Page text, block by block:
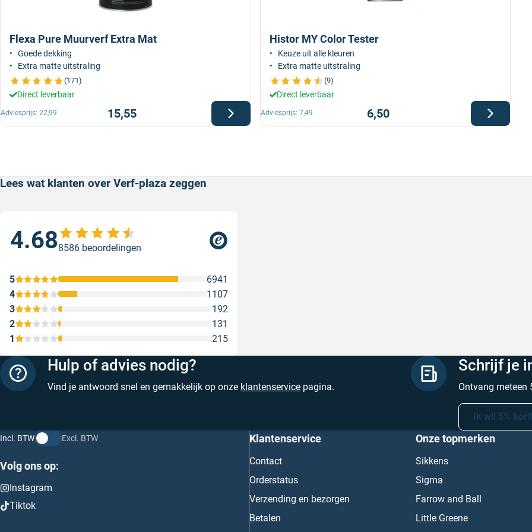
Flexa Pure Muurverf Extra Mat
Goede dekking
Extra matte uitstraling
(171)
Direct leverbaar
15,55
Adviesprijs: 22,99
Histor MY Color Tester
Keuze uit alle kleuren
Extra matte uitstraling
(9)
Direct leverbaar
6,50
Adviesprijs: 7,49
Lees wat klanten over Verf-plaza zeggen
4.688586 beoordelingen
1 215
2 131
3 192
4 1107
5 6941
Hulp of advies nodig?
Vind je antwoord snel en gemakkelijk op onze klantenservice pagina.
Schrijf je
Ontvang meteen
Ik wil 5%
Incl. BTW Excl. BTW
Volg ons op:
Instagram
Tiktok
Klantenservice
Contact
Orderstatus
Verzending en bezorgen
Betalen
Onze topmerken
Sikkens
Sigma
Farrow and Ball
Little Greene